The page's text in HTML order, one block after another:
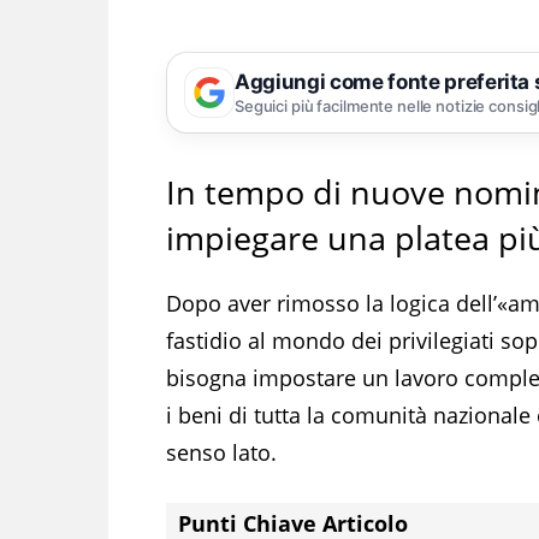
Aggiungi come fonte preferita
Seguici più facilmente nelle notizie
In tempo di nuove
impiegare una platea
Dopo aver rimosso la logica
fastidio al mondo dei privilegiati
bisogna impostare un lavoro
i beni di tutta la comunità
senso lato.
Punti Chiave Articolo